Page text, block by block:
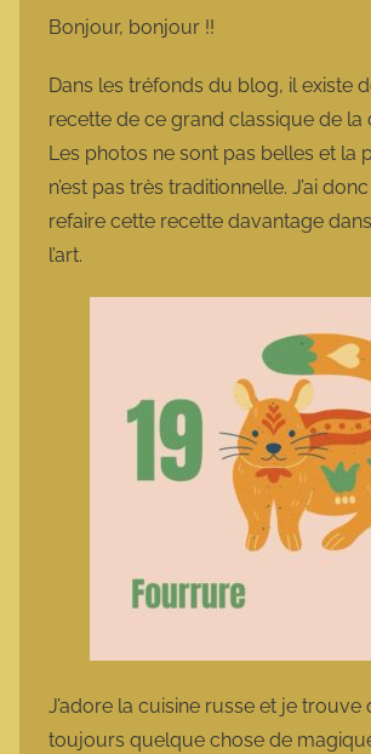
o
t
t
e
Bonjour, bonjour !!
Dans les tréfonds du blog, il existe
recette de ce grand classique de la
Les photos ne sont pas belles et la
n’est pas très traditionnelle. J’ai
refaire cette recette davantage
l’art.
J’adore la cuisine russe et je trouve
toujours quelque chose de